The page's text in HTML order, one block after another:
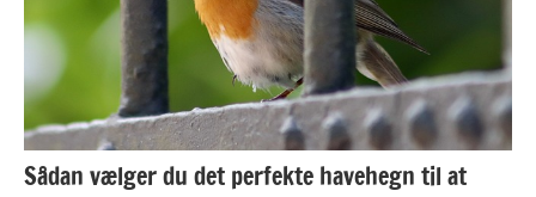
Sådan vælger du det perfekte havehegn til at